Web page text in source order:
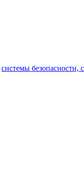
системы безопасности,